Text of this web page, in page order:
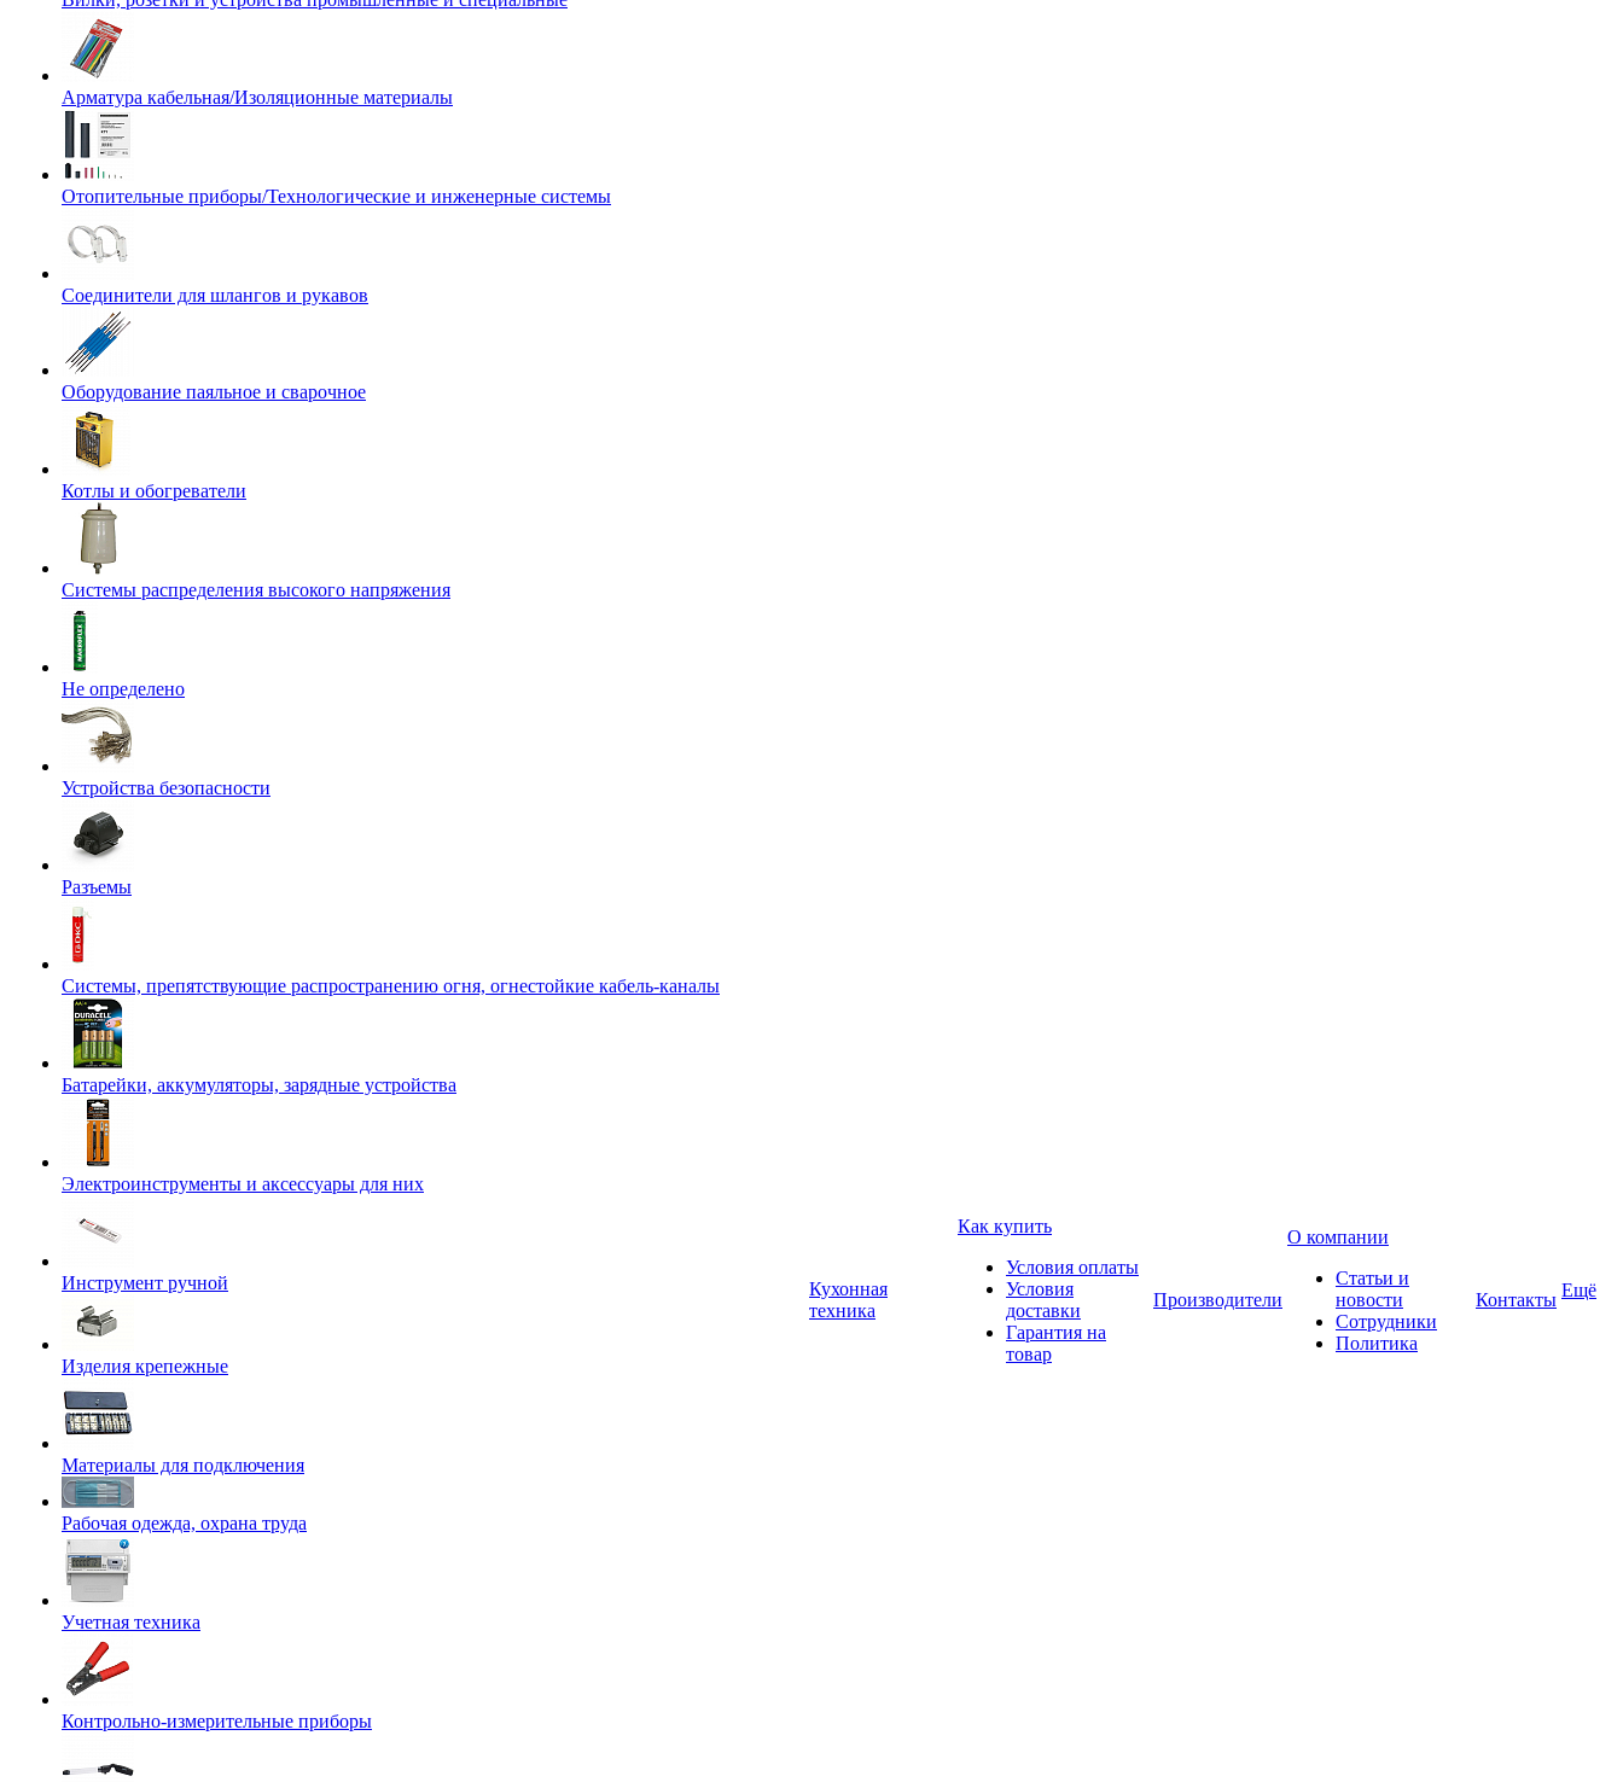
Арматура кабельная/Изоляционные материалы
Отопительные приборы/Технологические и инженерные системы
Соединители для шлангов и рукавов
Оборудование паяльное и сварочное
Котлы и обогреватели
Системы распределения высокого напряжения
Не определено
Устройства безопасности
Разъемы
Системы, препятствующие распространению огня, огнестойкие кабель-каналы
Батарейки, аккумуляторы, зарядные устройства
Электроинструменты и аксессуары для них
Инструмент ручной
Изделия крепежные
Материалы для подключения
Рабочая одежда, охрана труда
Учетная техника
Контрольно-измерительные приборы
Кухонная
техника
Как купить
Условия оплаты
Условия
доставки
Гарантия на
товар
Производители
О компании
Статьи и
новости
Сотрудники
Политика
Контакты Ещё